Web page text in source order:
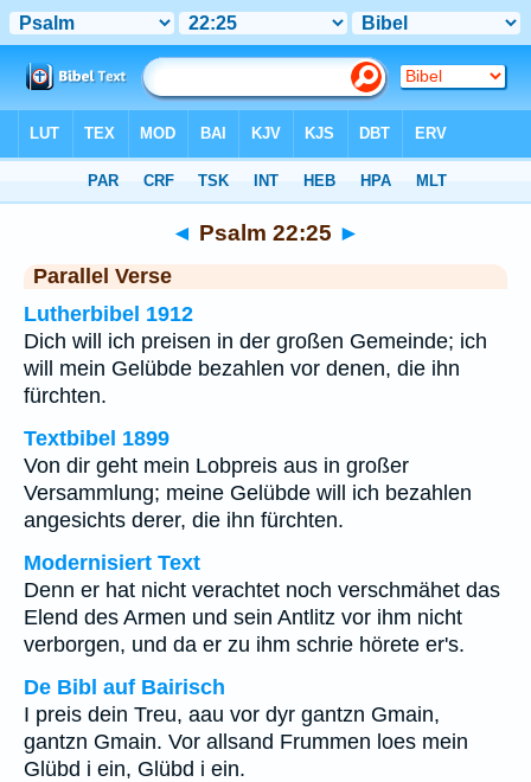
◄ Psalm 22:25 ►
Parallel Verse
Lutherbibel 1912
Dich will ich preisen in der großen Gemeinde; ich
will mein Gelübde bezahlen vor denen, die ihn
fürchten.
Textbibel 1899
Von dir geht mein Lobpreis aus in großer
Versammlung; meine Gelübde will ich bezahlen
angesichts derer, die ihn fürchten.
Modernisiert Text
Denn er hat nicht verachtet noch verschmähet das
Elend des Armen und sein Antlitz vor ihm nicht
verborgen, und da er zu ihm schrie hörete er's.
De Bibl auf Bairisch
I preis dein Treu, aau vor dyr gantzn Gmain,
gantzn Gmain. Vor allsand Frummen loes mein
Glübd i ein, Glübd i ein.